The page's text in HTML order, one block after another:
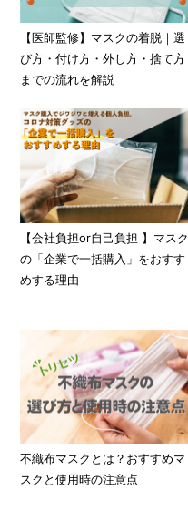
【医師監修】マスクの着脱｜選
び方・付け方・外し方・捨て方
までの流れを解説
【会社負担or自己負担 】マスク
の「企業で一括購入」をおすす
めする理由
不織布マスクとは？おすすめマ
スクと使用時の注意点